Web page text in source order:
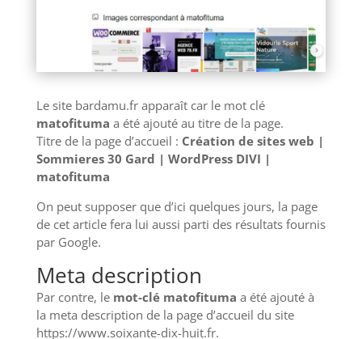
Le site bardamu.fr apparaît car le mot clé
matofituma a été ajouté au titre de la page.
Titre de la page d’accueil : Création de sites web |
Sommieres 30 Gard | WordPress DIVI |
matofituma
On peut supposer que d’ici quelques jours, la page
de cet article fera lui aussi parti des résultats fournis
par Google.
Meta description
Par contre, lemot-clé matofituma a été ajouté à
la meta description de la page d’accueil du site
https://www.soixante-dix-huit.fr.